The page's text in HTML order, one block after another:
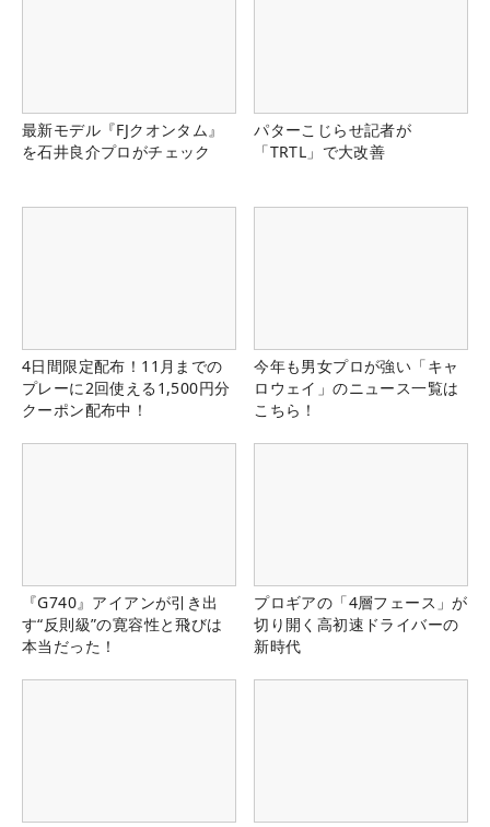
最新モデル『FJクオンタム』
を石井良介プロがチェック
パターこじらせ記者が
「TRTL」で大改善
4日間限定配布！11月までの
プレーに2回使える1,500円分
クーポン配布中！
今年も男女プロが強い「キャ
ロウェイ」のニュース一覧は
こちら！
『G740』アイアンが引き出
す“反則級”の寛容性と飛びは
本当だった！
プロギアの「4層フェース」が
切り開く高初速ドライバーの
新時代